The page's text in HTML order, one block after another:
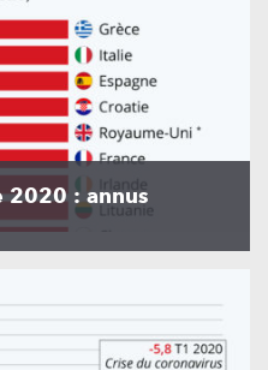
2020 : annus